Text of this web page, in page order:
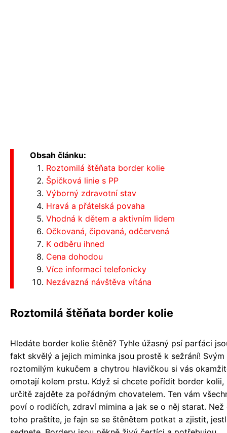
Obsah článku:
Roztomilá štěňata border kolie
Špičková linie s PP
Výborný zdravotní stav
Hravá a přátelská povaha
Vhodná k dětem a aktivním lidem
Očkovaná, čipovaná, odčervená
K odběru ihned
Cena dohodou
Více informací telefonicky
Nezávazná návštěva vítána
Roztomilá štěňata border kolie
Hledáte border kolie štěně? Tyhle úžasný psí parťáci
fakt skvělý a jejich miminka jsou prostě k sežrání! Svým
roztomilým kukučem a chytrou hlavičkou si vás
omotají kolem prstu. Když si chcete pořídit border kolii,
určitě zajděte za pořádným chovatelem. Ten vám
poví o rodičích, zdraví mimina a jak se o něj starat. Než
toho praštíte, je fajn se se štěnětem potkat a zjistit,